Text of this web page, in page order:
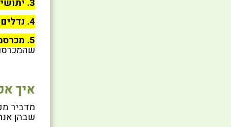
3. יתושים:
4. נדלים:
5. מכרסמים:
איך
מדביר
שבהן